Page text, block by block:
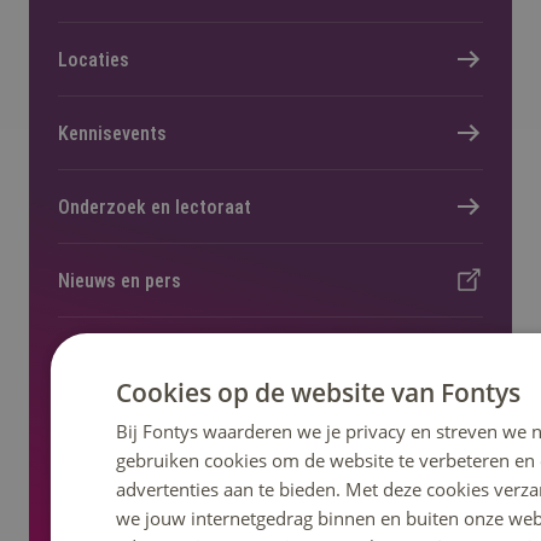
Volg ons op social media
Locaties
Kennisevents
Onderzoek en lectoraat
Nieuws en pers
Regelingen, statuten en reglementen
Cookies op de website van Fontys
Bij Fontys waarderen we je privacy en streven we
gebruiken cookies om de website te verbeteren
advertenties aan te bieden. Met deze cookies
we jouw internetgedrag binnen en buiten onze